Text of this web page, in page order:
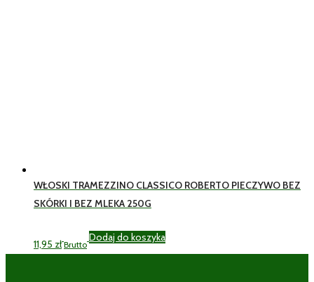
WŁOSKI TRAMEZZINO CLASSICO ROBERTO PIECZYWO BEZ
SKÓRKI I BEZ MLEKA 250G
11,95 zł Brutto
Dodaj do koszyka